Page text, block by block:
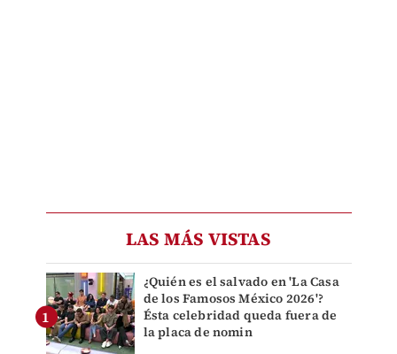
LAS MÁS VISTAS
¿Quién es el salvado en 'La Casa
de los Famosos México 2026'?
Ésta celebridad queda fuera de
la placa de nomin